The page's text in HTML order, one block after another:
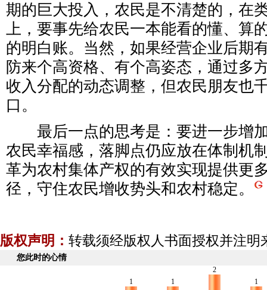
期的巨大投入，农民是不清楚的，在
上，要事先给农民一本能看的懂、算
的明白账。当然，如果经营企业后期
防来个高资格、有个高姿态，通过多
收入分配的动态调整，但农民朋友也
口。
最后一点的思考是：要进一步增
农民幸福感，落脚点仍应放在体制机
革为农村集体产权的有效实现提供更
径，守住农民增收势头和农村稳定。
版权声明： 转载须经版权人书面授权并注明
您此时的心情
1 1
2
1